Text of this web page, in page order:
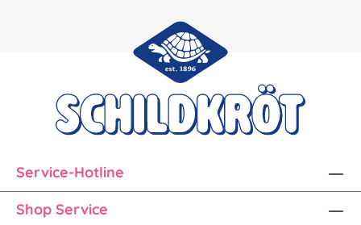
Service-Hotline
Shop Service